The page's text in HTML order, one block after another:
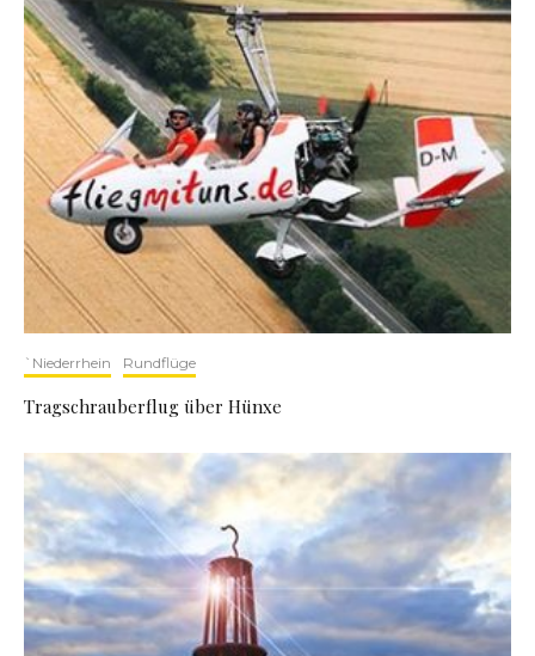
`Niederrhein Rundflüge
Tragschrauberflug über Hünxe